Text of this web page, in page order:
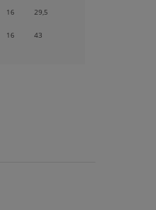
16 29,5
16 43